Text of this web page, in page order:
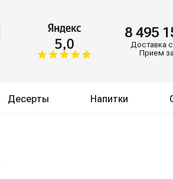
8 495
Доставка
Прием
Десерты Напитки